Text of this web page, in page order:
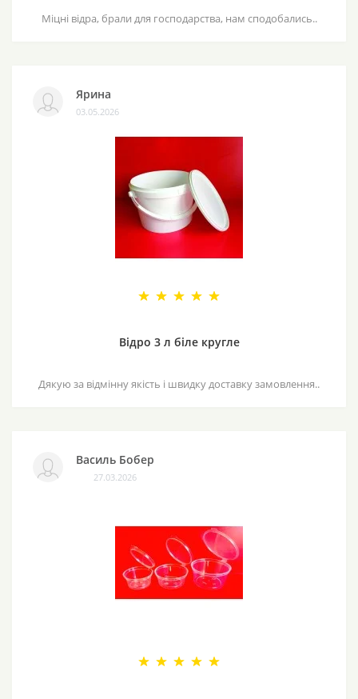
Міцні відра, брали для господарства, нам сподобались..
Ярина
03.05.2026
Відро 3 л біле кругле
Дякую за відмінну якість і швидку доставку замовлення..
Василь Бобер
27.03.2026